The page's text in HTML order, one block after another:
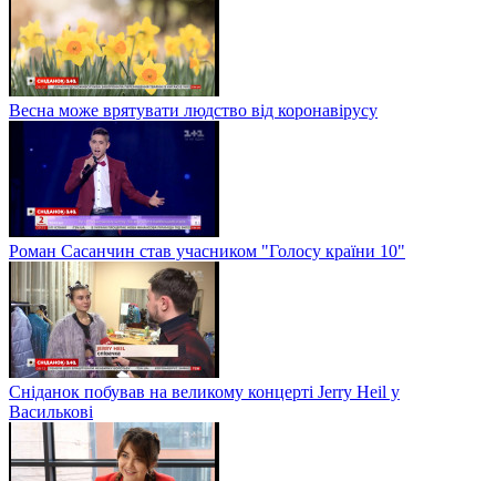
Весна може врятувати людство від коронавірусу
Роман Сасанчин став учасником "Голосу країни 10"
Сніданок побував на великому концерті Jerry Heil у
Василькові